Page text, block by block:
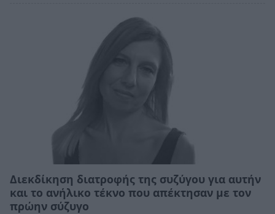
Διεκδίκηση διατροφής της συζύγου για αυτήν
και το ανήλικο τέκνο που απέκτησαν με τον
πρώην σύζυγο